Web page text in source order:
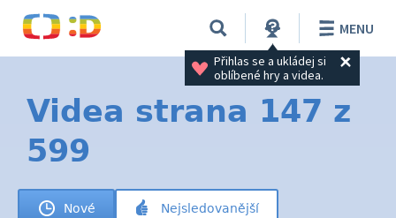
Přihlas se a ukládej si
oblíbené hry a videa.
MENU
Videa strana 147 z
599
Nové Nejsledovanější